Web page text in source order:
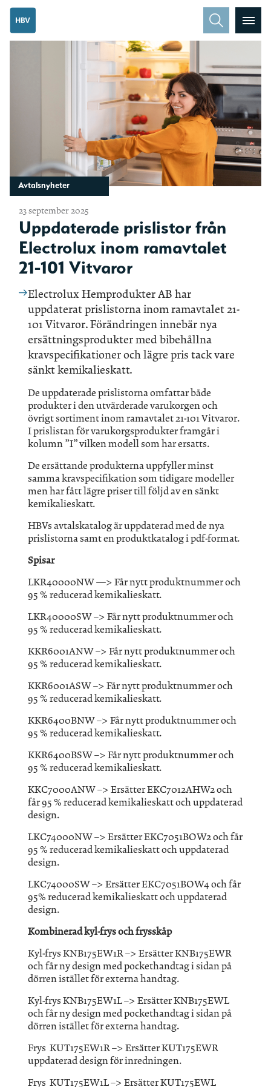
Avtalsnyheter
23 september 2025
Uppdaterade prislistor från
Electrolux inom ramavtalet
21-101 Vitvaror
Electrolux Hemprodukter AB har
uppdaterat prislistorna inom ramavtalet 21-
101 Vitvaror. Förändringen innebär nya
ersättningsprodukter med bibehållna
kravspecifikationer och lägre pris tack vare
sänkt kemikalieskatt.
De uppdaterade prislistorna omfattar både
produkter i den utvärderade varukorgen och
övrigt sortiment inom ramavtalet 21-101 Vitvaror.
I prislistan för varukorgsprodukter framgår i
kolumn ”I” vilken modell som har ersatts.
De ersättande produkterna uppfyller minst
samma kravspecifikation som tidigare modeller
men har fått lägre priser till följd av en sänkt
kemikalieskatt.
HBVs avtalskatalog är uppdaterad med de nya
prislistorna samt en produktkatalog i pdf-format.
Spisar
LKR40000NW —> Får nytt produktnummer och
95 % reducerad kemikalieskatt.
LKR40000SW –> Får nytt produktnummer och
95 % reducerad kemikalieskatt.
KKR6001ANW –> Får nytt produktnummer och
95 % reducerad kemikalieskatt.
KKR6001ASW –> Får nytt produktnummer och
95 % reducerad kemikalieskatt.
KKR6400BNW –> Får nytt produktnummer och
95 % reducerad kemikalieskatt.
KKR6400BSW –> Får nytt produktnummer och
95 % reducerad kemikalieskatt.
KKC7000ANW –> Ersätter EKC7012AHW2 och
får 95 % reducerad kemikalieskatt och uppdaterad
design.
LKC74000NW –> Ersätter EKC7051BOW2 och får
95 % reducerad kemikalieskatt och uppdaterad
design.
LKC74000SW –> Ersätter EKC7051BOW4 och får
95% reducerad kemikalieskatt och uppdaterad
design.
Kombinerad kyl-frys och frysskåp
Kyl-frys KNB175EW1R –> Ersätter KNB175EWR
och får ny design med pockethandtag i sidan på
dörren istället för externa handtag.
Kyl-frys KNB175EW1L –> Ersätter KNB175EWL
och får ny design med pockethandtag i sidan på
dörren istället för externa handtag.
Frys KUT175EW1R –> Ersätter KUT175EWR
uppdaterad design för inredningen.
Frys KUT175EW1L –> Ersätter KUT175EWL